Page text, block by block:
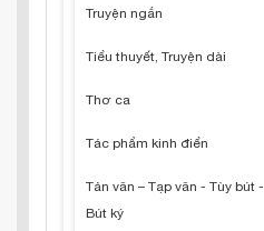
Truyện ngắn
Tiểu thuyết, Truyện dài
Thơ ca
Tác phẩm kinh điển
Tản văn – Tạp văn - Tùy bút -
Bút ký